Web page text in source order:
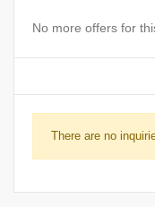
No more offers for
There are no